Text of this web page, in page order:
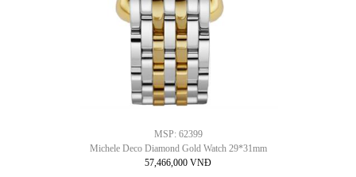
MSP: 62399
Michele Deco Diamond Gold Watch 29*31mm
57,466,000 VNĐ